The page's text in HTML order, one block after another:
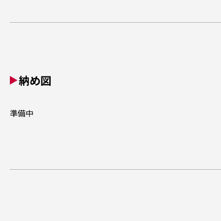
納め図
準備中